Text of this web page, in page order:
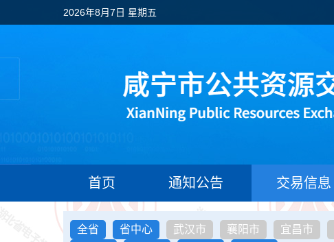
2026年8月7日 星期五
首页 通知公告 交易信息
全省
省中心 武汉市 襄阳市 宜昌市